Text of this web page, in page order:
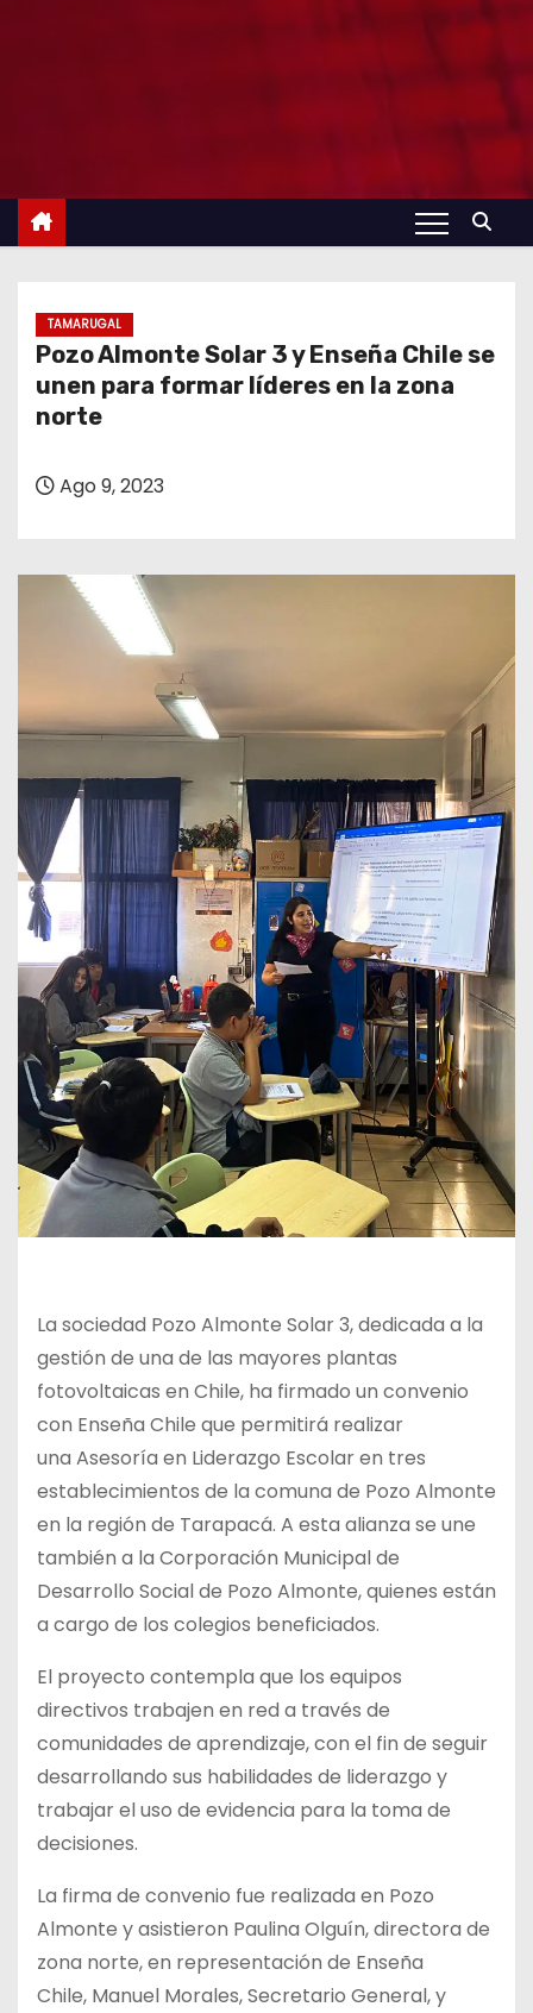
TAMARUGAL
Pozo Almonte Solar 3 y Enseña Chile se
unen para formar líderes en la zona
norte
Ago 9, 2023
La sociedad Pozo Almonte Solar 3, dedicada a la
gestión de una de las mayores plantas
fotovoltaicas en Chile, ha firmado un convenio
con Enseña Chile que permitirá realizar
una Asesoría en Liderazgo Escolar en tres
establecimientos de la comuna de Pozo Almonte
en la región de Tarapacá. A esta alianza se une
también a la Corporación Municipal de
Desarrollo Social de Pozo Almonte, quienes están
a cargo de los colegios beneficiados.
El proyecto contempla que los equipos
directivos trabajen en red a través de
comunidades de aprendizaje,con el fin de seguir
desarrollando sus habilidades de liderazgo y
trabajar el uso de evidencia para la toma de
decisiones.
La firma de convenio fue realizada en Pozo
Almonte y asistieron Paulina Olguín, directora de
zona norte, en representación de Enseña
Chile, Manuel Morales, Secretario General, y